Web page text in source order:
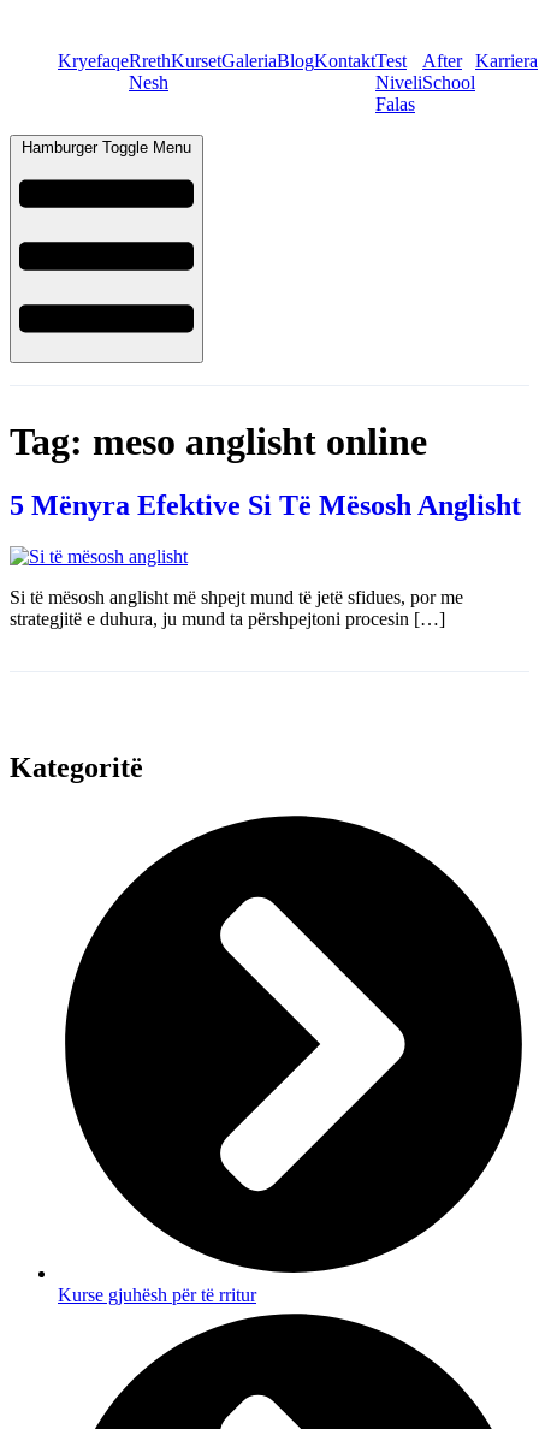
KryefaqeRreth
Nesh
KursetGaleriaBlogKontaktTest
Niveli
Falas
After
School
Karriera
Hamburger Toggle Menu
Tag: meso anglisht online
5 Mënyra Efektive Si Të Mësosh Anglisht
Si të mësosh anglisht më shpejt mund të jetë sfidues, por me
strategjitë e duhura, ju mund ta përshpejtoni procesin […]
Kategoritë
Kurse gjuhësh për të rritur